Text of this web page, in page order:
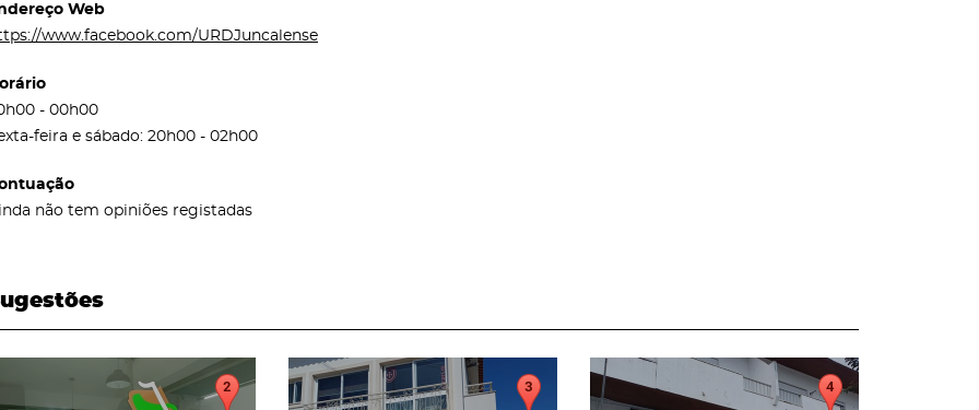
Web
www.facebook.com/URDJuncalense
- 00h00
feira e sábado: 20h00 - 02h00
não tem opiniões registadas
page page